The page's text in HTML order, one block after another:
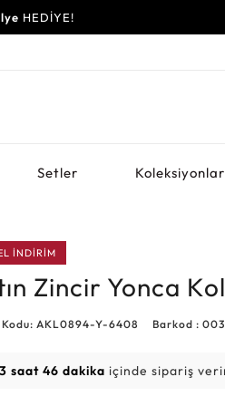
HEDİYE!
Setler Koleksiyonlar
İNDİRİM
Zincir Yonca
Kodu: AKL0894-Y-6408 Barkod :
3 saat 46 dakika içinde sipariş